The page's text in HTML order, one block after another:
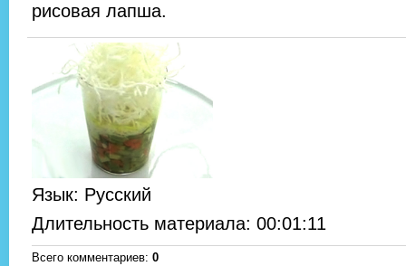
рисовая лапша.
Язык: Русский
Длительность материала: 00:01:11
Всего комментариев: 0